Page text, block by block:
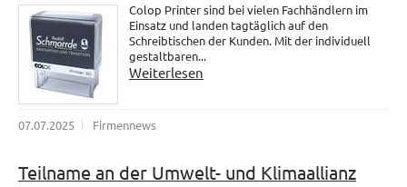
Colop Printer sind bei vielen Fachhändlern im
Einsatz und landen tagtäglich auf den
Schreibtischen der Kunden. Mit der individuell
gestaltbaren...
Weiterlesen
07.07.2025 Firmennews
Teilname an der Umwelt- und Klimaallianz